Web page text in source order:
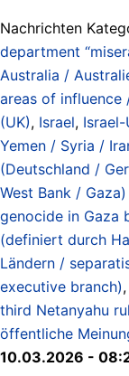
Nachrichten
department
Australia /
areas of
(UK), Israel,
Yemen / Syria /
(Deutschland /
West Bank /
genocide in Gaza
(definiert durch
Ländern /
executive branch),
third Netanyahu
öffentliche
10.03.2026 -